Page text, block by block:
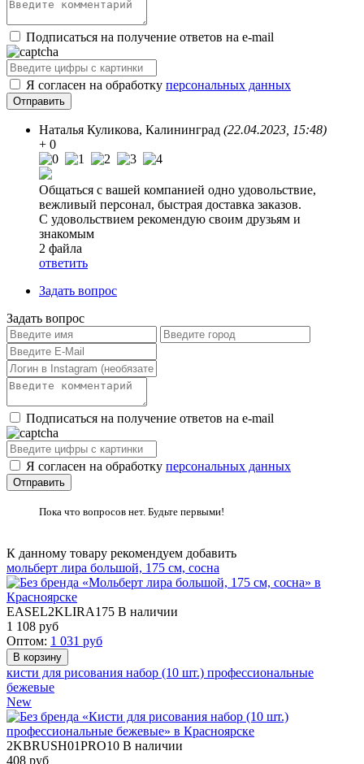
Подписаться на получение ответов на e-mail
Я согласен на обработку персональных данных
Наталья Куликова, Калининград (22.04.2023, 15:48)
+ 0
Общаться с вашей компанией одно удовольствие,
вежливый персонал, быстрая доставка заказов.
С удовольствием рекомендую своим друзьям и
знакомым
2 файла
ответить
Задать вопрос
Задать вопрос
Подписаться на получение ответов на e-mail
Я согласен на обработку персональных данных
Пока что вопросов нет. Будьте первыми!
К данному товару рекомендуем добавить
мольберт лира большой, 175 см, сосна
EASEL2KLIRA175 В наличии
1 108 руб
Оптом: 1 031 руб
кисти для рисования набор (10 шт.) профессиональные
бежевые
New
2KBRUSH01PRO10 В наличии
408 руб